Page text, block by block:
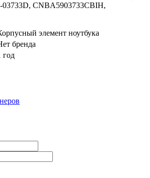
CNBA5903733CBIH,
элемент ноутбука
бренда
год